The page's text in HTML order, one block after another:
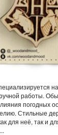
работы.
погодных
Стильные
для неё, так и